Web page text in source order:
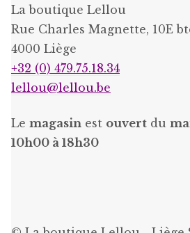
La boutique Lellou
Rue Charles Magnette, 10E
4000 Liège
+32 (0) 479.75.18.34
lellou@lellou.be
Le magasin est ouvert du
10h00 à 18h30